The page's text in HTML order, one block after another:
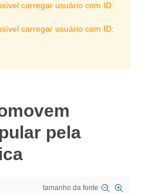
carregar usuário com ID:
carregar usuário com ID:
pela
tamanho da fonte